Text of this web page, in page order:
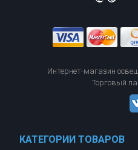
Интернет-магазин
Торговый
КАТЕГОРИИ ТОВАРОВ